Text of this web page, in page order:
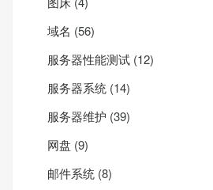
域名 (56)
服务器性能测试 (12)
服务器系统 (14)
服务器维护 (39)
网盘 (9)
邮件系统 (8)